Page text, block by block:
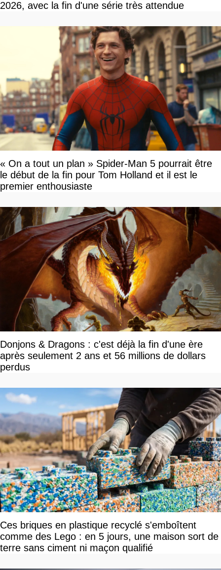
2026, avec la fin d'une série très attendue
« On a tout un plan » Spider-Man 5 pourrait être
le début de la fin pour Tom Holland et il est le
premier enthousiaste
Donjons & Dragons : c'est déjà la fin d'une ère
après seulement 2 ans et 56 millions de dollars
perdus
Ces briques en plastique recyclé s'emboîtent
comme des Lego : en 5 jours, une maison sort de
terre sans ciment ni maçon qualifié